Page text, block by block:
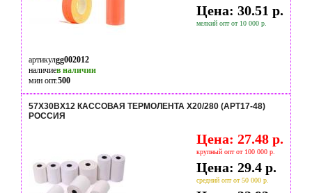
Цена: 30.51 р.
мелкий опт от 10 000 р.
артикулgg002012
наличиев наличии
мин опт.500
57Х30ВХ12 КАССОВАЯ ТЕРМОЛЕНТА Х20/280 (АРТ17-48)
РОССИЯ
Цена: 27.48 р.
крупный опт от 100 000 р.
Цена: 29.4 р.
средний опт от 50 000 р.